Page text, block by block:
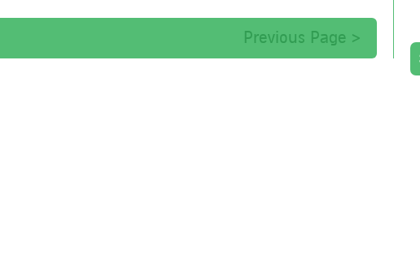
< Previous Page